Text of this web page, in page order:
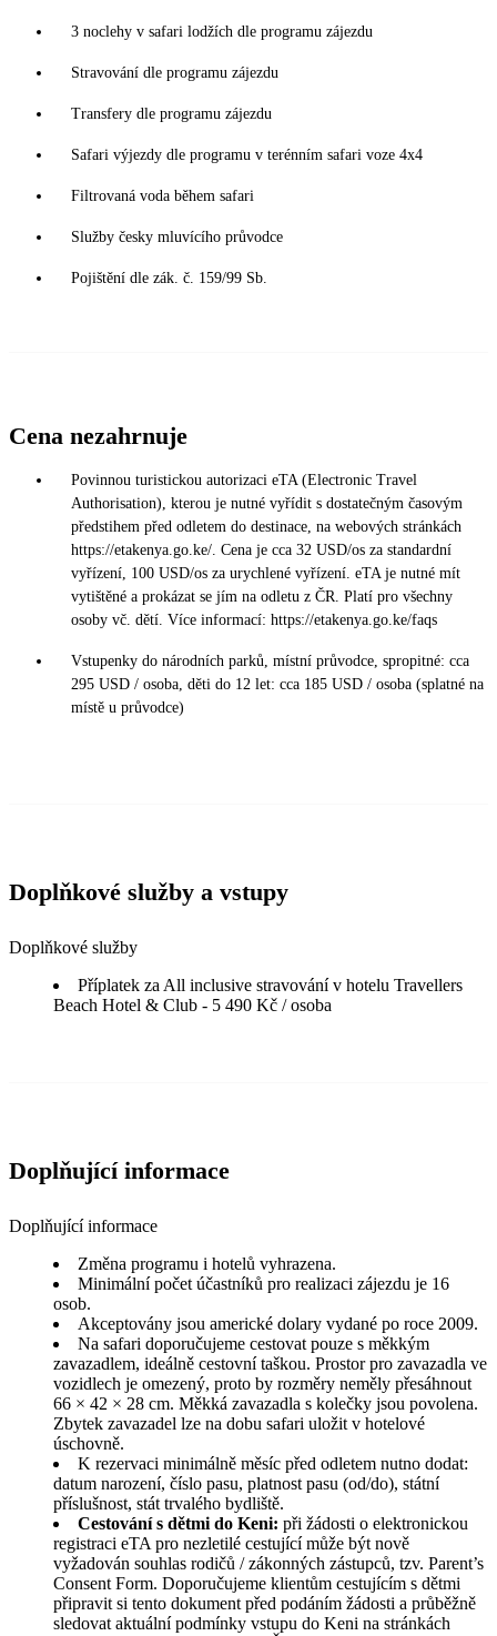
3 noclehy v safari lodžích dle programu zájezdu
Stravování dle programu zájezdu
Transfery dle programu zájezdu
Safari výjezdy dle programu v terénním safari voze 4x4
Filtrovaná voda během safari
Služby česky mluvícího průvodce
Pojištění dle zák. č. 159/99 Sb.
Cena nezahrnuje
Povinnou turistickou autorizaci eTA (Electronic Travel
Authorisation), kterou je nutné vyřídit s dostatečným časovým
předstihem před odletem do destinace, na webových stránkách
https://etakenya.go.ke/. Cena je cca 32 USD/os za standardní
vyřízení, 100 USD/os za urychlené vyřízení. eTA je nutné mít
vytištěné a prokázat se jím na odletu z ČR. Platí pro všechny
osoby vč. dětí. Více informací: https://etakenya.go.ke/faqs
Vstupenky do národních parků, místní průvodce, spropitné: cca
295 USD / osoba, děti do 12 let: cca 185 USD / osoba (splatné na
místě u průvodce)
Doplňkové služby a vstupy
Doplňkové služby
Příplatek za All inclusive stravování v hotelu Travellers
Beach Hotel & Club - 5 490 Kč / osoba
Doplňující informace
Doplňující informace
Změna programu i hotelů vyhrazena.
Minimální počet účastníků pro realizaci zájezdu je 16
osob.
Akceptovány jsou americké dolary vydané po roce 2009.
Na safari doporučujeme cestovat pouze s měkkým
zavazadlem, ideálně cestovní taškou. Prostor pro zavazadla ve
vozidlech je omezený, proto by rozměry neměly přesáhnout
66 × 42 × 28 cm. Měkká zavazadla s kolečky jsou povolena.
Zbytek zavazadel lze na dobu safari uložit v hotelové
úschovně.
K rezervaci minimálně měsíc před odletem nutno dodat:
datum narození, číslo pasu, platnost pasu (od/do), státní
příslušnost, stát trvalého bydliště.
Cestování s dětmi do Keni: při žádosti o elektronickou
registraci eTA pro nezletilé cestující může být nově
vyžadován souhlas rodičů / zákonných zástupců, tzv. Parent’s
Consent Form. Doporučujeme klientům cestujícím s dětmi
připravit si tento dokument před podáním žádosti a průběžně
sledovat aktuální podmínky vstupu do Keni na stránkách